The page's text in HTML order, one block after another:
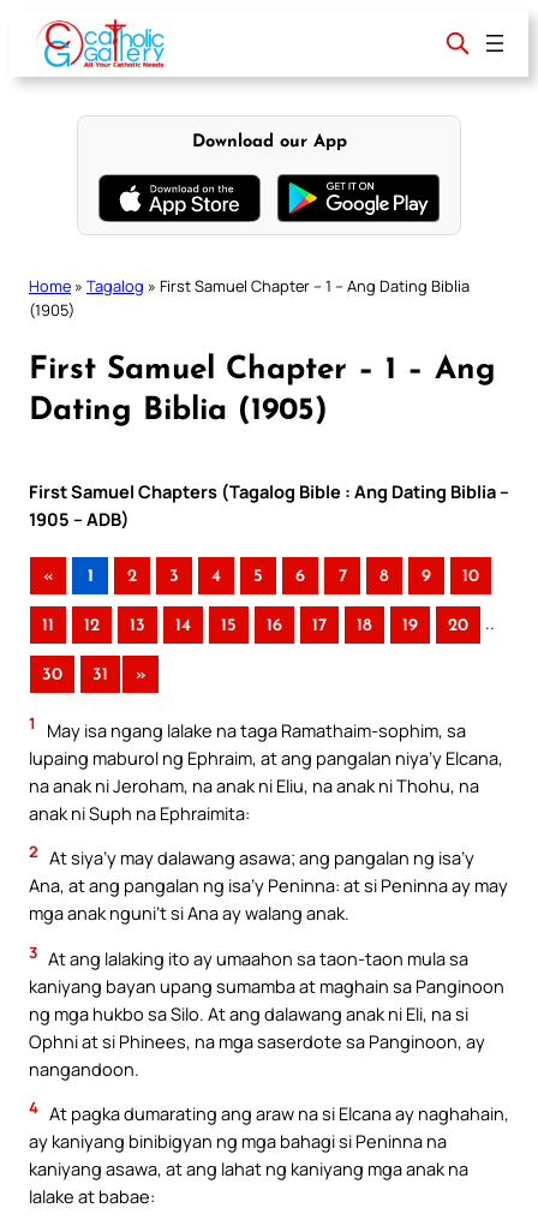
content
Download our App
Home » Tagalog » First Samuel Chapter – 1 – Ang Dating Biblia
(1905)
First Samuel Chapter – 1 – Ang
Dating Biblia (1905)
First Samuel Chapters (Tagalog Bible : Ang Dating Biblia –
1905 – ADB)
« 1 2 3 4 5 6 7 8 9 10
11 12 13 14 15 16 17 18 19 20 ..
30 31 »
1
May isa ngang lalake na taga Ramathaim-sophim, sa
lupaing maburol ng Ephraim, at ang pangalan niya’y Elcana,
na anak ni Jeroham, na anak ni Eliu, na anak ni Thohu, na
anak ni Suph na Ephraimita:
2 At siya’y may dalawang asawa; ang pangalan ng isa’y
Ana, at ang pangalan ng isa’y Peninna: at si Peninna ay may
mga anak nguni’t si Ana ay walang anak.
3 At ang lalaking ito ay umaahon sa taon-taon mula sa
kaniyang bayan upang sumamba at maghain sa Panginoon
ng mga hukbo sa Silo. At ang dalawang anak ni Eli, na si
Ophni at si Phinees, na mga saserdote sa Panginoon, ay
nangandoon.
4 At pagka dumarating ang araw na si Elcana ay naghahain,
ay kaniyang binibigyan ng mga bahagi si Peninna na
kaniyang asawa, at ang lahat ng kaniyang mga anak na
lalake at babae: